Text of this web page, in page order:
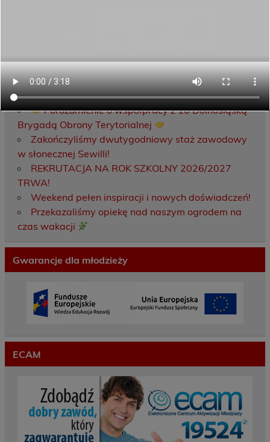
Ostatnie wpisy
Porozumienie o współpracy z 16 Dolnośląską
Brygadą Obrony Terytorialnej
Zakończyliśmy dwutygodniowy staż zawodowy
w słonecznej Sewilli!
REKRUTACJA NA ROK SZKOLNY 2026/2027
TRWA!
Weekend pełen inspiracji i nowych doświadczeń!
Przekazaliśmy opiekę nad naszym ogrodem na
czas wakacji
Gwarancje dla młodzieży
ECAM